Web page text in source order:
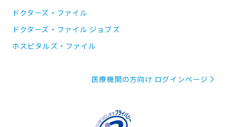
ドクターズ・ファイル
ドクターズ・ファイル ジョブズ
ホスピタルズ・ファイル
医療機関の方向け ログインページ